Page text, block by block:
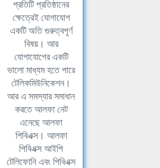
প্রতিটি প্রতিষ্ঠানের
ক্ষেত্রেই যোগাযোগ
একটি অতি গুরুত্বপূর্ণ
বিষয়। আর
যোগাযোগের একটি
ভালো মাধ্যম হতে পারে
টেলিকমিউনিকেশন।
আর এ সমস্যার সমাধান
করতে আলফা নেট
এনেছে আলফা
পিবিএক্স। আলফা
পিবিএক্স আইপি
টেলিফোনি এবং পিবিএক্স